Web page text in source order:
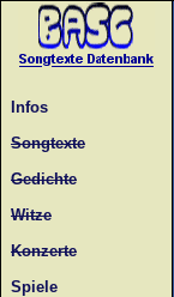
Infos
Songtexte
Gedichte
Witze
Konzerte
Spiele